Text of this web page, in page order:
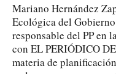
Mariano Hernández
Ecológica del
responsable del PP en
con EL PERIÓDICO
materia de